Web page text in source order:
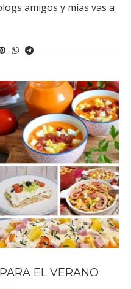
amigos y mías vas a
EL VERANO